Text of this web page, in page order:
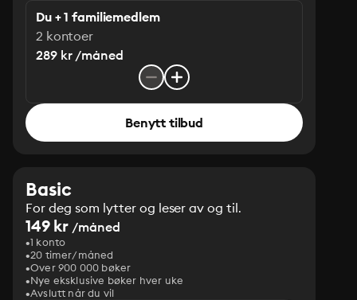
Du + 1 familiemedlem
2 kontoer
289 kr /måned
Benytt tilbud
Basic
For deg som lytter og leser av og til.
149 kr /måned
1 konto
20 timer/måned
Over 900 000 bøker
Nye eksklusive bøker hver uke
Avslutt når du vil